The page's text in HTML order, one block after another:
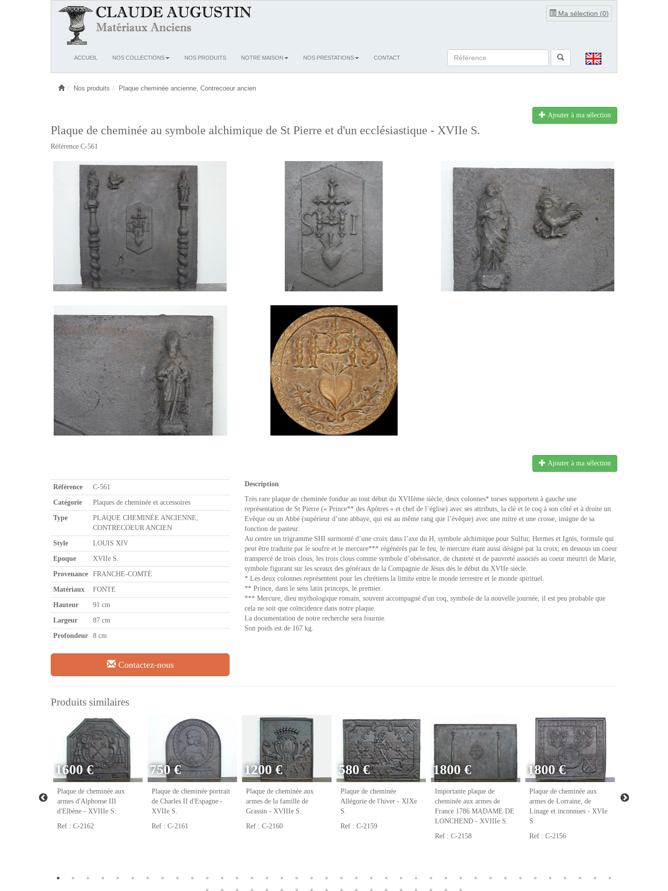
Ma sélection (0)
OuvrirACCUEIL NOS COLLECTIONS NOS PRODUITS NOTRE MAISON NOS PRESTATIONS CONTACT
Nos produits Plaque cheminée ancienne, Contrecoeur ancien
Ajouter à ma sélection
Plaque de cheminée au symbole alchimique de St Pierre et d'un ecclésiastique - XVIIe S.
Référence C-561
Ajouter à ma sélection
Référence C-561
Catégorie Plaques de cheminée et accessoires
Type
PLAQUE CHEMINÉE ANCIENNE,
CONTRECOEUR ANCIEN
Style LOUIS XIV
Epoque XVIIe S.
Provenance FRANCHE-COMTÉ
Matériaux FONTE
Hauteur 91 cm
Largeur 87 cm
Profondeur 8 cm
Contactez-nous
Description
Très rare plaque de cheminée fondue au tout début du XVIIème siècle, deux colonnes* torses supportent à gauche une
représentation de St Pierre (« Prince** des Apôtres » et chef de l’église) avec ses attributs, la clé et le coq à son côté et à droite un
Evêque ou un Abbé (supérieur d’une abbaye, qui est au même rang que l’évêque) avec une mitre et une crosse, insigne de sa
fonction de pasteur.
Au centre un trigramme SHI surmonté d’une croix dans l’axe du H, symbole alchimique pour Sulfur, Hermes et Ignis, formule qui
peut être traduite par le soufre et le mercure*** régénérés par le feu, le mercure étant aussi désigné par la croix; en dessous un coeur
transpercé de trois clous, les trois clous comme symbole d’obéissance, de chasteté et de pauvreté associés au coeur meurtri de Marie,
symbole figurant sur les sceaux des généraux de la Compagnie de Jésus dès le début du XVIIe siècle.
* Les deux colonnes représentent pour les chrétiens la limite entre le monde terrestre et le monde spirituel.
** Prince, dans le sens latin princeps, le premier.
*** Mercure, dieu mythologique romain, souvent accompagné d'un coq, symbole de la nouvelle journée, il est peu probable que
cela ne soit que coïncidence dans notre plaque.
La documentation de notre recherche sera fournie.
Son poids est de 167 kg.
Produits similaires
1600 €
Plaque de cheminée aux
armes d'Alphonse III
d'Elbène - XVIIIe S.
Ref : C-2162
750 €
Plaque de cheminée portrait
de Charles II d'Espagne -
XVIIe S.
Ref : C-2161
1200 €
Plaque de cheminée aux
armes de la famille de
Grassin - XVIIIe S.
Ref : C-2160
580 €
Plaque de cheminée
Allégorie de l'hiver - XIXe
S.
Ref : C-2159
1800 €
Importante plaque de
cheminée aux armes de
France 1786 MADAME DE
LONCHEND - XVIIIe S.
Ref : C-2158
1800 €
Plaque de cheminée aux
armes de Lorraine, de
Linage et inconnues - XVIe
S.
Ref : C-2156
Plaque de
armes de